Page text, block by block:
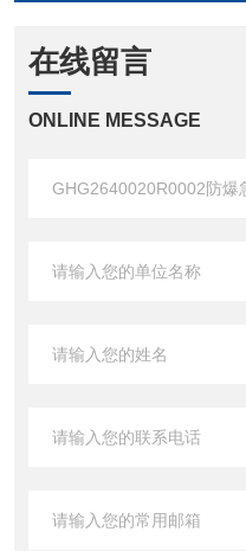
在线留言
ONLINE MESSAGE